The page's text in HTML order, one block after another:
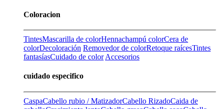
Coloracion
TintesMascarilla de colorHennachampú colorCera de
colorDecoloración Removedor de colorRetoque raícesTintes
fantasíasCuidado de color Accesorios
cuidado especifico
CaspaCabello rubio / MatizadorCabello RizadoCaida de